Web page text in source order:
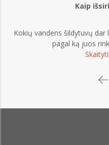
Kaip
Kokių vandens šildytuvų dar
pagal ką juos